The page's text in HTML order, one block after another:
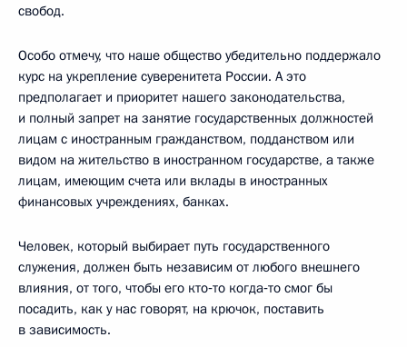
свобод.
Особо отмечу, что наше общество убедительно поддержало
курс на укрепление суверенитета России. А это
предполагает и приоритет нашего законодательства,
и полный запрет на занятие государственных должностей
лицам с иностранным гражданством, подданством или
видом на жительство в иностранном государстве, а также
лицам, имеющим счета или вклады в иностранных
финансовых учреждениях, банках.
Человек, который выбирает путь государственного
служения, должен быть независим от любого внешнего
влияния, от того, чтобы его кто‑то когда‑то смог бы
посадить, как у нас говорят, на крючок, поставить
в зависимость.